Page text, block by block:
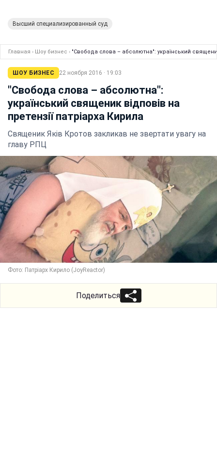
Высший специализированный суд
Главная › Шоу бизнес › "Свобода слова – абсолютна": український
ШОУ БИЗНЕС 22 ноября 2016 · 19:03
"Свобода слова – абсолютна":
український священик відповів на
претензії патріарха Кирила
Священик Яків Кротов закликав не звертати увагу на
главу РПЦ
Фото: Патріарх Кирило (JoyReactor)
Поделиться